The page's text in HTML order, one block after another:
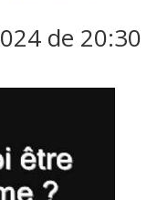
de 20:30